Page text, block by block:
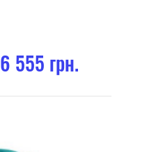
6 555 грн.